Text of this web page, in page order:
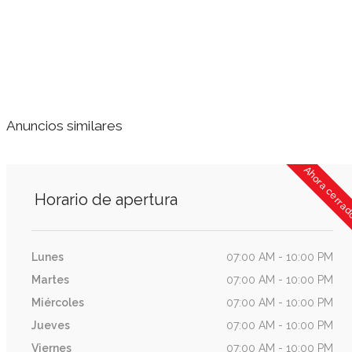
Anuncios similares
Ahora
Horario de apertura
Lunes
07:00 AM - 10:00 PM
Martes
07:00 AM - 10:00 PM
Miércoles
07:00 AM - 10:00 PM
Jueves
07:00 AM - 10:00 PM
Viernes
07:00 AM - 10:00 PM